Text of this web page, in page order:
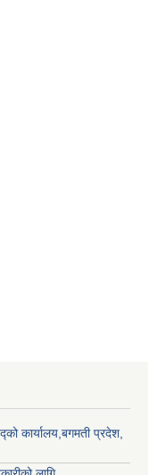
कार्यालय,बगमती प्रदेश,